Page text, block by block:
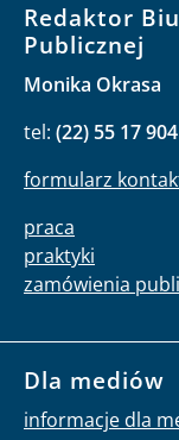
Redaktor
Publicznej
Monika Okrasa
tel: (22) 55 17 904
formularz
praca
praktyki
zamówienia
Dla mediów
informacje dla